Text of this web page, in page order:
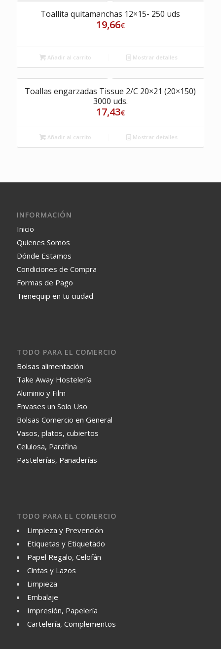
Toallita quitamanchas 12×15- 250 uds
19,66€
Añadir al carrito Mostrar detalles
Toallas engarzadas Tissue 2/C 20×21 (20×150)
3000 uds.
17,43€
Añadir al carrito Mostrar detalles
INFORMACIÓN
Inicio
Quienes Somos
Dónde Estamos
Condiciones de Compra
Formas de Pago
Tienequip en tu ciudad
TODO PARA EL COMERCIO
Bolsas alimentación
Take Away Hostelería
Aluminio y Film
Envases un Solo Uso
Bolsas Comercio en General
Vasos, platos, cubiertos
Celulosa, Parafina
Pastelerías, Panaderías
TODO PARA EL COMERCIO
Limpieza y Prevención
Etiquetas y Etiquetado
Papel Regalo, Celofán
Cintas y Lazos
Limpieza
Embalaje
Impresión, Papelería
Cartelería, Complementos